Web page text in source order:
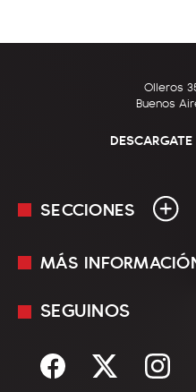
Olleros
Buenos
SECCIONES
En Vivo
Sociedad
MÁS
Mediakit
Términos y condiciones
SEGUINOS